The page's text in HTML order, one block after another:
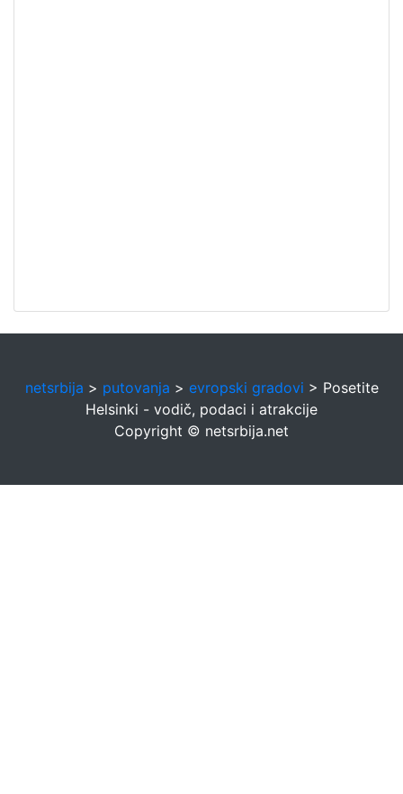
netsrbija > putovanja > evropski gradovi > Posetite
Helsinki - vodič, podaci i atrakcije
Copyright © netsrbija.net